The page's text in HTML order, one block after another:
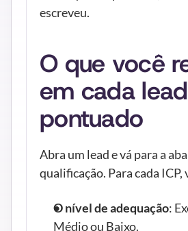
escreveu.
O que você
em cada lead
pontuado
Abra um lead e vá para a
qualificação. Para cada ICP,
O nível de adequação:
Médio ou Baixo.